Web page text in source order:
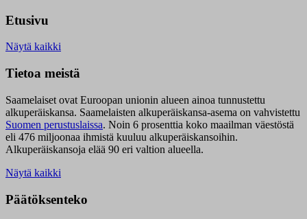
Etusivu
Näytä kaikki
Tietoa meistä
Saamelaiset ovat Euroopan unionin alueen ainoa tunnustettu
alkuperäiskansa. Saamelaisten alkuperäiskansa-asema on vahvistettu
Suomen perustuslaissa. Noin 6 prosenttia koko maailman väestöstä
eli 476 miljoonaa ihmistä kuuluu alkuperäiskansoihin.
Alkuperäiskansoja elää 90 eri valtion alueella.
Näytä kaikki
Päätöksenteko